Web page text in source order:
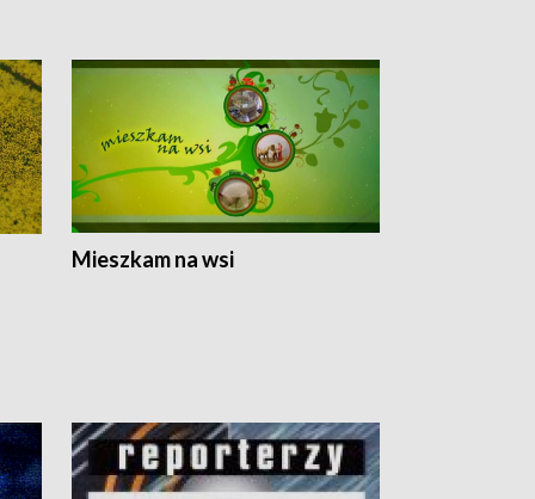
Mieszkam na wsi